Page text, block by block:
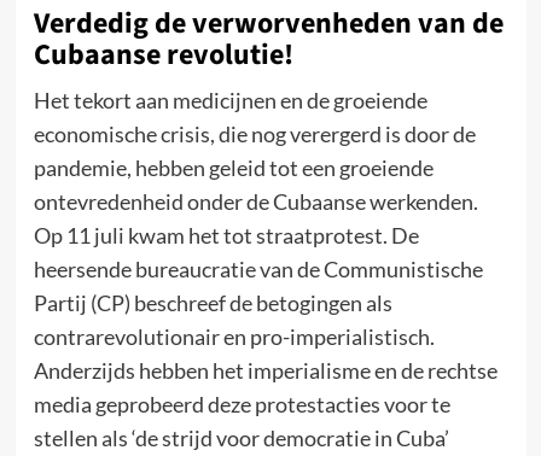
Verdedig de verworvenheden van de
Cubaanse revolutie!
Het tekort aan medicijnen en de groeiende
economische crisis, die nog verergerd is door de
pandemie, hebben geleid tot een groeiende
ontevredenheid onder de Cubaanse werkenden.
Op 11 juli kwam het tot straatprotest. De
heersende bureaucratie van de Communistische
Partij (CP) beschreef de betogingen als
contrarevolutionair en pro-imperialistisch.
Anderzijds hebben het imperialisme en de rechtse
media geprobeerd deze protestacties voor te
stellen als ‘de strijd voor democratie in Cuba’